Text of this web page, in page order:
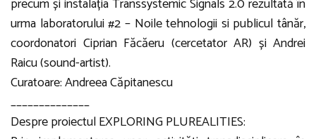
urma laboratorului #2 – Noile tehnologii si publicul tânăr,
coordonatori Ciprian Făcăeru (cercetator AR) și Andrei
Raicu (sound-artist).
Curatoare: Andreea Căpitanescu
______________
Despre proiectul EXPLORING PLUREALITIES: